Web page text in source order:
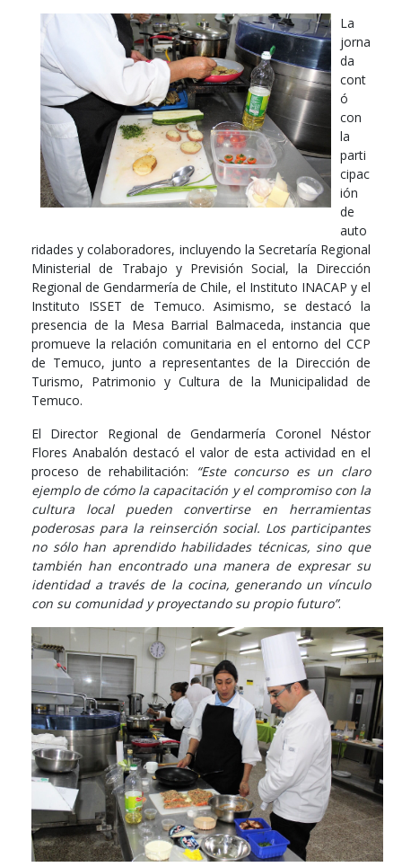
La
jorna
da
cont
ó
con
la
parti
cipac
ión
de
auto
ridades y colaboradores, incluyendo la Secretaría Regional
Ministerial de Trabajo y Previsión Social, la Dirección
Regional de Gendarmería de Chile, el Instituto INACAP y el
Instituto ISSET de Temuco. Asimismo, se destacó la
presencia de la Mesa Barrial Balmaceda, instancia que
promueve la relación comunitaria en el entorno del CCP
de Temuco, junto a representantes de la Dirección de
Turismo, Patrimonio y Cultura de la Municipalidad de
Temuco.
El Director Regional de Gendarmería Coronel Néstor
Flores Anabalón destacó el valor de esta actividad en el
proceso de rehabilitación:
“Este concurso es un claro
ejemplo de cómo la capacitación y el compromiso con la
cultura local pueden convertirse en herramientas
poderosas para la reinserción social. Los participantes
no sólo han aprendido habilidades técnicas, sino que
también han encontrado una manera de expresar su
identidad a través de la cocina, generando un vínculo
con su comunidad y proyectando su propio futuro”.